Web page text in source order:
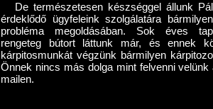
De természetesen készséggel állunk
érdeklődő ügyfeleink szolgálatára
probléma megoldásában. Sok éves
rengeteg bútort láttunk már, és ennek
kárpitosmunkát végzünk bármilyen
Önnek nincs más dolga mint felvenni
mailen.